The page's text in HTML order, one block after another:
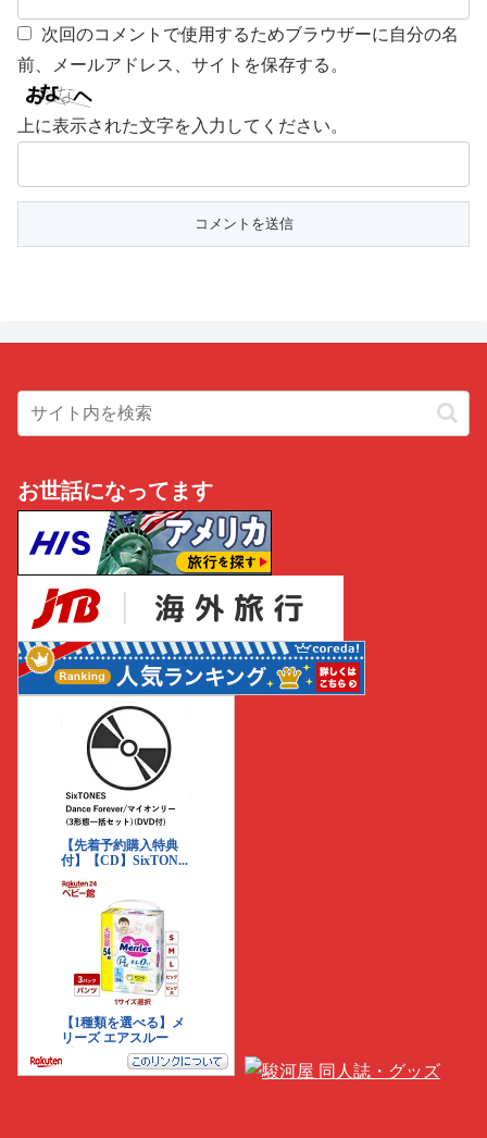
次回のコメントで使用するためブラウザーに自分の名
前、メールアドレス、サイトを保存する。
上に表示された文字を入力してください。
お世話になってます